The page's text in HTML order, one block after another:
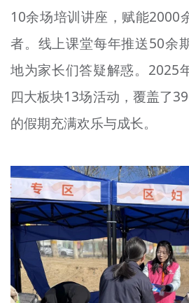
10余场培训讲座，赋能2000
者。线上课堂每年推送50余
地为家长们答疑解惑。2025
四大板块13场活动，覆盖了
的假期充满欢乐与成长。